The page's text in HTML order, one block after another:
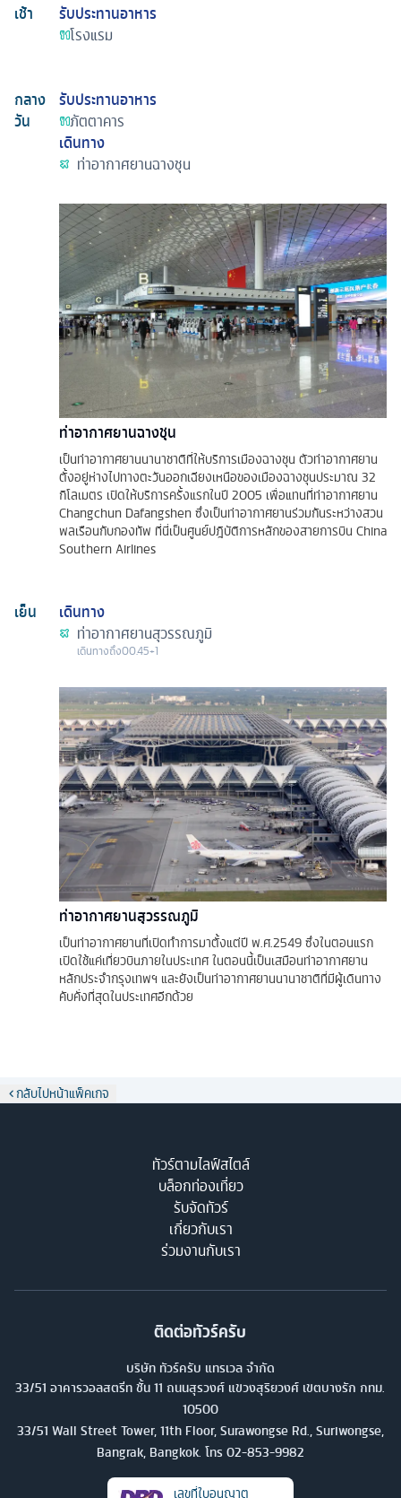
เช้า
รับประทานอาหาร
โรงแรม
กลาง
วัน
รับประทานอาหาร
ภัตตาคาร
เดินทาง
ท่าอากาศยานฉางชุน
ท่าอากาศยานฉางชุน
เป็นท่าอากาศยานนานาชาติที่ให้บริการเมืองฉางชุน ตัวท่าอากาศยาน
ตั้งอยู่ห่างไปทางตะวันออกเฉียงเหนือของเมืองฉางชุนประมาณ 32
กิโลเมตร เปิดให้บริการครั้งแรกในปี 2005 เพื่อแทนที่ท่าอากาศยาน
Changchun Dafangshen ซึ่งเป็นท่าอากาศยานร่วมกันระหว่างสวน
พลเรือนกับกองทัพ ที่นี่เป็นศูนย์ปฎิบัติการหลักของสายการบิน China
Southern Airlines
เย็น
เดินทาง
ท่าอากาศยานสุวรรณภูมิ
เดินทางถึง00.45+1
ท่าอากาศยานสุวรรณภูมิ
เป็นท่าอากาศยานที่เปิดทำการมาตั้งแต่ปี พ.ศ.2549 ซึ่งในตอนแรก
เปิดใช้แค่เที่ยวบินภายในประเทศ ในตอนนี้เป็นเสมือนท่าอากาศยาน
หลักประจำกรุงเทพฯ และยังเป็นท่าอากาศยานนานาชาติที่มีผู้เดินทาง
คับคั่งที่สุดในประเทศอีกด้วย
กลับไปหน้าแพ็คเกจ
ทัวร์ตามไลฟ์สไตล์
บล็อกท่องเที่ยว
รับจัดทัวร์
เกี่ยวกับเรา
ร่วมงานกับเรา
ติดต่อทัวร์ครับ
บริษัท ทัวร์ครับ แทรเวล จำกัด
33/51 อาคารวอลสตรีท ชั้น 11 ถนนสุรวงศ์ แขวงสุริยวงศ์ เขตบางรัก กทม.
10500
33/51 Wall Street Tower, 11th Floor, Surawongse Rd., Suriwongse,
Bangrak, Bangkok. โทร 02-853-9982
เลขที่ใบอนุญาต